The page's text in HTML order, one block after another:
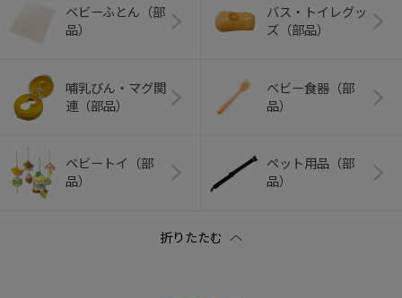
ベビーふとん（部
品）
バス・トイレグッ
ズ（部品）
哺乳びん・マグ関
連（部品）
ベビー食器（部
品）
ベビートイ（部
品）
ペット用品（部
品）